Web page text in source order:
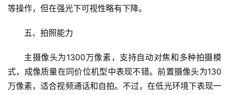
等操作，但在强光下可视性略有下降。
五、拍照能力
主摄像头为1300万像素，支持自动对焦和多种拍摄模
式，成像质量在同价位机型中表现不错。前置摄像头为130
万像素，适合视频通话和自拍。不过，在低光环境下表现一